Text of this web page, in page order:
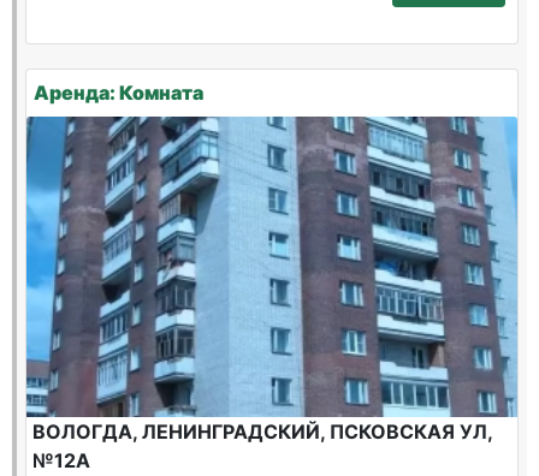
Аренда: Комната
ВОЛОГДА, ЛЕНИНГРАДСКИЙ, ПСКОВСКАЯ УЛ,
№12А